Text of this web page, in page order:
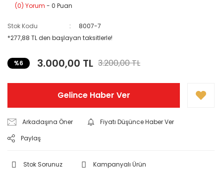
(0) Yorum - 0 Puan
Stok Kodu
8007-7
*277,88 TL den başlayan taksitlerle!
%6 3.000,00 TL 3.200,00 TL
Gelince Haber Ver
Arkadaşına Öner
Fiyatı Düşünce Haber Ver
Paylaş
Stok Sorunuz Kampanyalı Ürün